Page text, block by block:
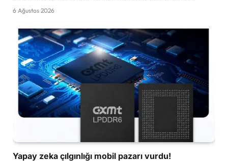
6 Ağustos 2026
Yapay zeka çılgınlığı mobil pazarı vurdu!